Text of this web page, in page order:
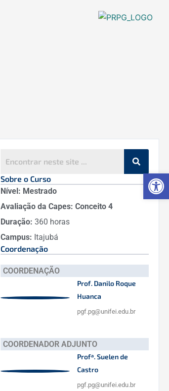
Sobre o Curso
Nível: Mestrado
Avaliação da Capes: Conceito 4
Duração: 360 horas
Campus: Itajubá
Coordenação
COORDENAÇÃO
Prof. Danilo Roque
Huanca
pgf.pg@unifei.edu.br
COORDENADOR ADJUNTO
Profª. Suelen de
Castro
pgf.pg@unifei.edu.br